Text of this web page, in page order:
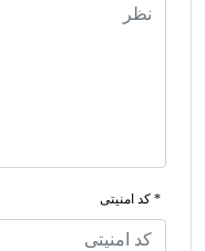
* کد امنیتی